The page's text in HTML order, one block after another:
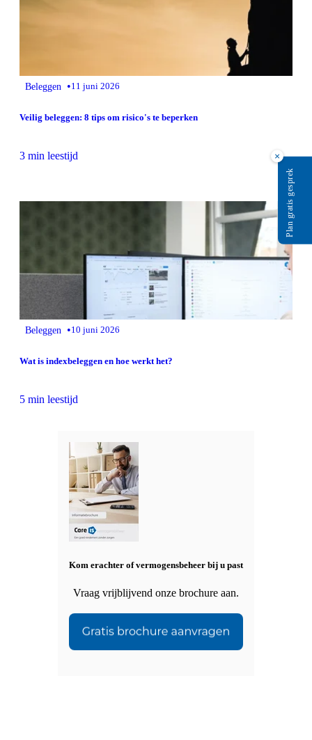
Beleggen •11 juni 2026
Veilig beleggen: 8 tips om risico's te beperken
3 min leestijd
Beleggen •10 juni 2026
Wat is indexbeleggen en hoe werkt het?
5 min leestijd
Kom erachter of vermogensbeheer bij u past
Vraag vrijblijvend onze brochure aan.
×
Plan gratis gesprek